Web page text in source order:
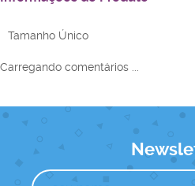
Tamanho Único
Carregando comentários ...